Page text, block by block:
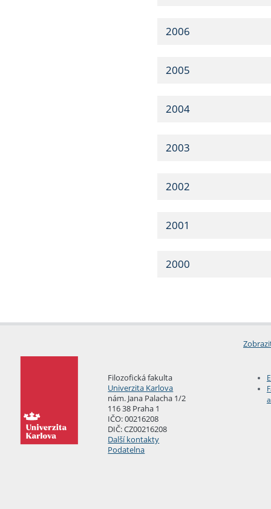
2006
2005
2004
2003
2002
2001
2000
Filozofická fakulta
Univerzita Karlova
nám. Jana Palacha 1/2
116 38 Praha 1
IČO: 00216208
DIČ: CZ00216208
Další kontakty
Podatelna